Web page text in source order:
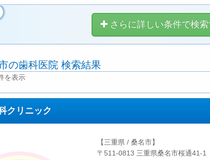
さらに詳しい条件で検索
の歯科医院 検索結果
を表示
クリニック
【三重県 / 桑名市】
〒511-0813 三重県桑名市桜通41-1